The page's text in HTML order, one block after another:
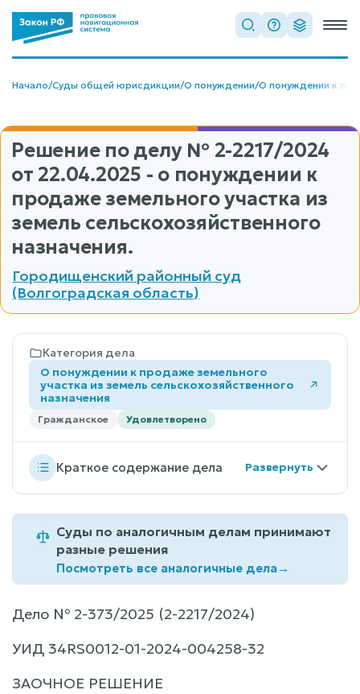
Начало/Суды общей юрисдикции/О понуждении/О понуждении к
Решение по делу № 2-2217/2024
от 22.04.2025 - о понуждении к
продаже земельного участка из
земель сельскохозяйственного
назначения.
Городищенский районный суд
(Волгоградская область)
Категория дела
О понуждении к продаже земельного
участка из земель сельскохозяйственного
назначения
Гражданское Удовлетворено
Краткое содержание дела
Суды по аналогичным делам принимают
разные решения
Посмотреть все аналогичные дела→
Дело № 2-373/2025 (2-2217/2024)
УИД 34RS0012-01-2024-004258-32
ЗАОЧНОЕ РЕШЕНИЕ